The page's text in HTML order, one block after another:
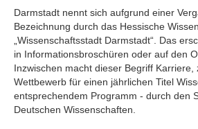
Darmstadt nennt sich aufgrund einer
Bezeichnung durch das Hessische
„Wissenschaftsstadt Darmstadt“. Das
in Informationsbroschüren oder auf den
Inzwischen macht dieser Begriff Karriere,
Wettbewerb für einen jährlichen Titel
entsprechendem Programm - durch den
Deutschen Wissenschaften.